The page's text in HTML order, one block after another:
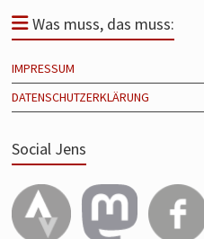
Was muss, das muss:
IMPRESSUM
DATENSCHUTZERKLÄRUNG
Social Jens